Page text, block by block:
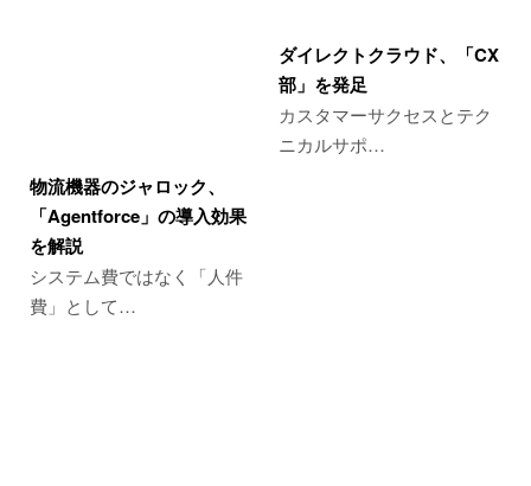
物流機器のジャロック、
「Agentforce」の導入効果
を解説
システム費ではなく「人件
費」として…
ダイレクトクラウド、「CX
部」を発足
カスタマーサクセスとテク
ニカルサポ…